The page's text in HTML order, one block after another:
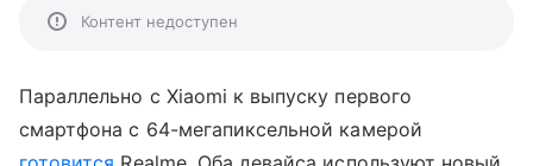
Контент недоступен
Параллельно с Xiaomi к выпуску первого
смартфона с 64-мегапиксельной камерой